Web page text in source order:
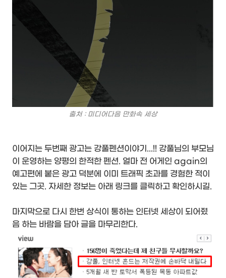
출처 : 미디어다음 만화속 세상
이어지는 두번째 광고는 강풀펜션이야기...!! 강풀님의 부모님
이 운영하는 양평의 한적한 펜션. 얼마 전 어게인 again의
예고편에 붙은 광고 덕분에 이미 트래픽 초과를 경험한 적이
있는 그곳. 자세한 정보는 아래 링크를 클릭하고 확인하시길.
마지막으로 다시 한번 상식이 통하는 인터넷 세상이 되어줬
음 하는 바람을 담아 글을 마무리한다.